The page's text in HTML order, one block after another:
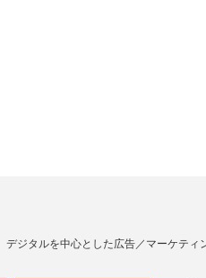
デジタルを中心とした広告／マーケティ